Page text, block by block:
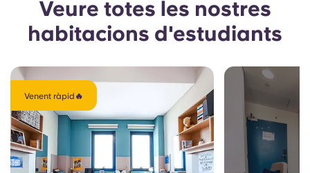
Veure totes les nostres
habitacions d'estudiants
Venent ràpid🔥